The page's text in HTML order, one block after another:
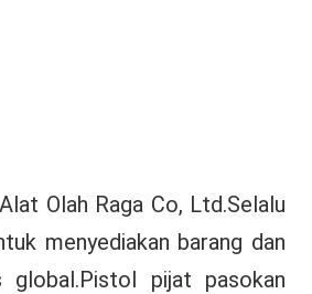
Olah Raga Co, Ltd.Selalu
menyediakan barang dan
global.Pistol pijat pasokan